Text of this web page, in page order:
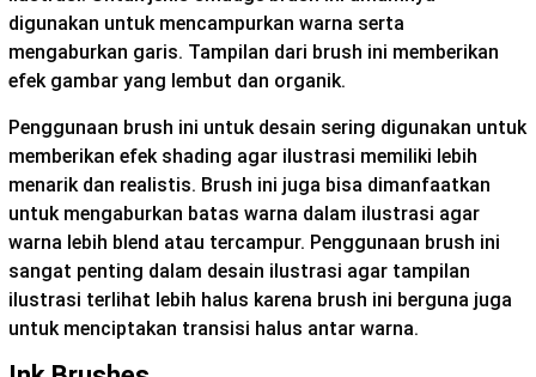
digunakan untuk mencampurkan warna serta
mengaburkan garis. Tampilan dari brush ini memberikan
efek gambar yang lembut dan organik.
Penggunaan brush ini untuk desain sering digunakan untuk
memberikan efek shading agar ilustrasi memiliki lebih
menarik dan realistis. Brush ini juga bisa dimanfaatkan
untuk mengaburkan batas warna dalam ilustrasi agar
warna lebih blend atau tercampur. Penggunaan brush ini
sangat penting dalam desain ilustrasi agar tampilan
ilustrasi terlihat lebih halus karena brush ini berguna juga
untuk menciptakan transisi halus antar warna.